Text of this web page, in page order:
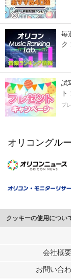
毎
ク
試
ト
プ
オリコングル
クッキーの使用につい
このサイトでは
行っています。
メディアや広告配信
会社概要
お問い合